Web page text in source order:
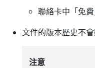
聯絡卡中「免
文件的版本歷史不
注意